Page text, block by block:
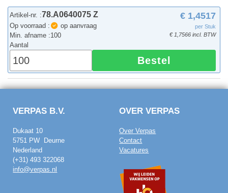
Artikel-nr. :78.A0640075 Z
Op voorraad :
op aanvraag
Min. afname :100
€ 1,4517
per Stuk
€ 1,7566 incl. BTW
Aantal
Bestel
VERPAS B.V.
Dukaat 10
5751 PW Deurne
Nederland
(+31) 493 322068
info@verpas.nl
OVER VERPAS
Over Verpas
Contact
Vacatures